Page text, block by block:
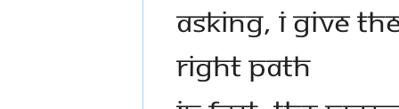
asking, I give
right path